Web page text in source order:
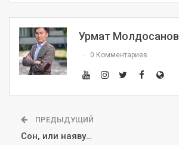
Урмат Молдосанов
0 Комментариев
ПРЕДЫДУЩИЙ
Сон, или наяву…